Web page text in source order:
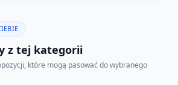
z tej kategorii
które mogą pasować do wybranego